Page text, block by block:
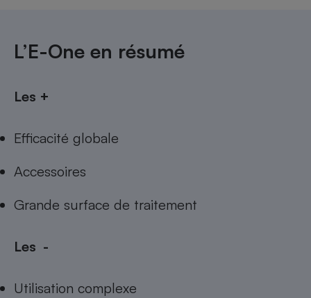
L’E-One en résumé
Les +
Efficacité globale
Accessoires
Grande surface de traitement
Les -
Utilisation complexe